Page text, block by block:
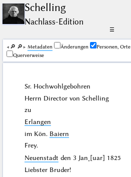
Schelling
Nachlass-Edition
☰
🔎︎ 🔎︎ Me­ta­da­ten Änderungen Personen, Orte
Querverweise
Sr. Hochwohlgebohren
Herrn Director von Schelling
zu
Erlangen
im Kön. Baiern
Frey.
Neuenstadt den 3 Jan˖[uar] 1825
Liebster Bruder!